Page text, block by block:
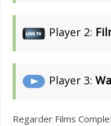
Player 2:
Player 3:
Regarder Films